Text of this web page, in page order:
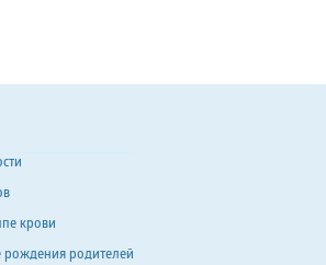
крови
рождения родителей